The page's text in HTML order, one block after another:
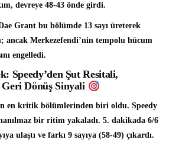
devreye 48-43 önde girdi.
Grant bu bölümde 13 sayı üreterek
ancak Merkezefendi’nin tempolu hücum
engelledi.
Speedy’den Şut Resitali,
Dönüş Sinyali
en kritik bölümlerinden biri oldu. Speedy
bir ritim yakaladı. 5. dakikada 6/6
ulaştı ve farkı 9 sayıya (58-49) çıkardı.